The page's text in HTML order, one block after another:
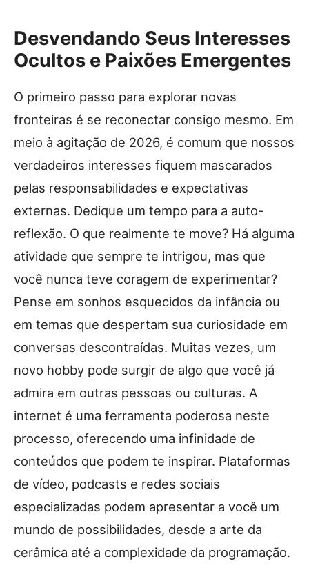
Desvendando Seus Interesses
Ocultos e Paixões Emergentes
O primeiro passo para explorar novas
fronteiras é se reconectar consigo mesmo. Em
meio à agitação de 2026, é comum que nossos
verdadeiros interesses fiquem mascarados
pelas responsabilidades e expectativas
externas. Dedique um tempo para a auto-
reflexão. O que realmente te move? Há alguma
atividade que sempre te intrigou, mas que
você nunca teve coragem de experimentar?
Pense em sonhos esquecidos da infância ou
em temas que despertam sua curiosidade em
conversas descontraídas. Muitas vezes, um
novo hobby pode surgir de algo que você já
admira em outras pessoas ou culturas. A
internet é uma ferramenta poderosa neste
processo, oferecendo uma infinidade de
conteúdos que podem te inspirar. Plataformas
de vídeo, podcasts e redes sociais
especializadas podem apresentar a você um
mundo de possibilidades, desde a arte da
cerâmica até a complexidade da programação.